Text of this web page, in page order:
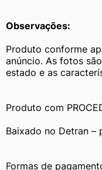
Observações:
Produto conforme
anúncio. As fotos
estado e as
Produto com
Baixado no Detran –
Formas de